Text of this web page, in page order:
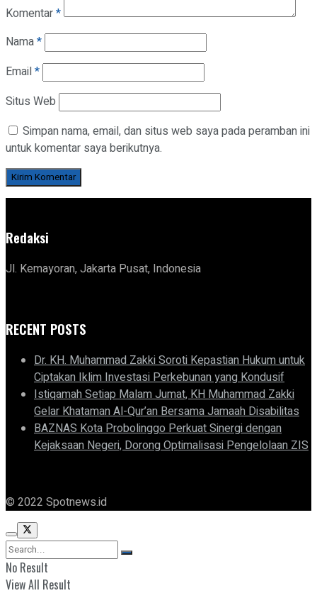
Komentar*
Nama*
Email*
Situs Web
Simpan nama, email, dan situs web saya pada peramban ini
untuk komentar saya berikutnya.
Redaksi
Jl. Kemayoran, Jakarta Pusat, Indonesia
RECENT POSTS
Dr. KH. Muhammad Zakki Soroti Kepastian Hukum untuk
Ciptakan Iklim Investasi Perkebunan yang Kondusif
Istiqamah Setiap Malam Jumat, KH Muhammad Zakki
Gelar Khataman Al-Qur’an Bersama Jamaah Disabilitas
BAZNAS Kota Probolinggo Perkuat Sinergi dengan
Kejaksaan Negeri, Dorong Optimalisasi Pengelolaan ZIS
© 2022 Spotnews.id
No Result
View All Result